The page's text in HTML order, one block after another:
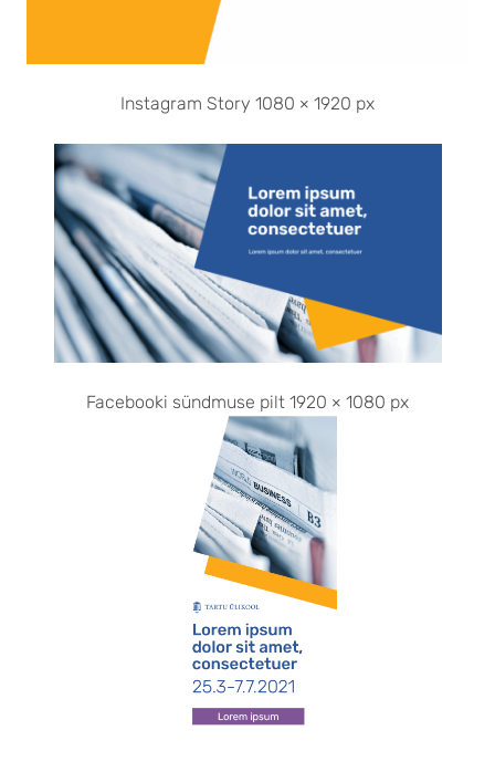
Instagram Story 1080 × 1920 px
Facebooki sündmuse pilt 1920 × 1080 px